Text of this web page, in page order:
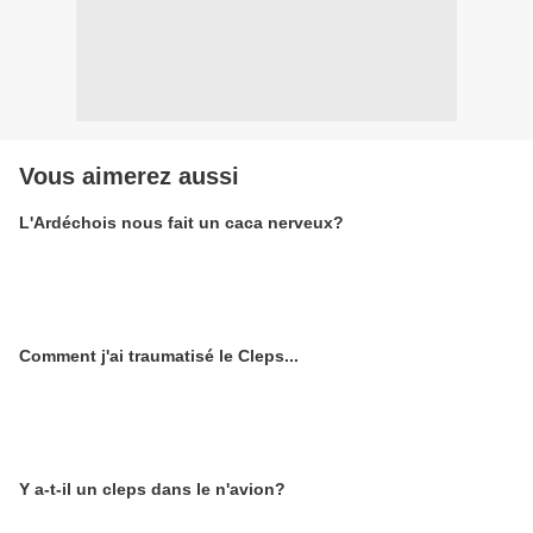
Vous aimerez aussi
L'Ardéchois nous fait un caca nerveux?
Comment j'ai traumatisé le Cleps...
Y a-t-il un cleps dans le n'avion?